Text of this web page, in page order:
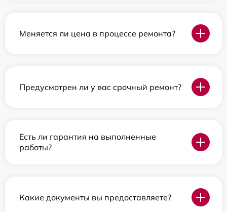
Меняется ли цена в процессе ремонта?
Предусмотрен ли у вас срочный ремонт?
Есть ли гарантия на выполненные
работы?
Какие документы вы предоставляете?